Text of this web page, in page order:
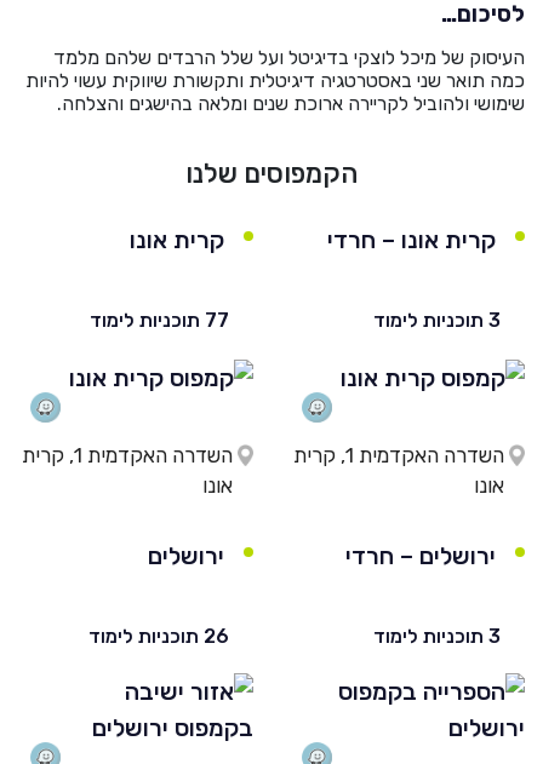
לסיכום…
העיסוק של מיכל לוצקי בדיגיטל ועל שלל הרבדים שלהם מלמד
כמה תואר שני באסטרטגיה דיגיטלית ותקשורת שיווקית עשוי להיות
שימושי ולהוביל לקריירה ארוכת שנים ומלאה בהישגים והצלחה.
הקמפוסים שלנו
קרית אונו – חרדי
3 תוכניות לימוד
השדרה האקדמית 1, קרית
אונו
קרית אונו
77 תוכניות לימוד
השדרה האקדמית 1, קרית
אונו
ירושלים – חרדי
3 תוכניות לימוד
ירושלים
26 תוכניות לימוד